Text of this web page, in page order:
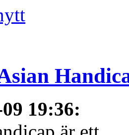
19:36: